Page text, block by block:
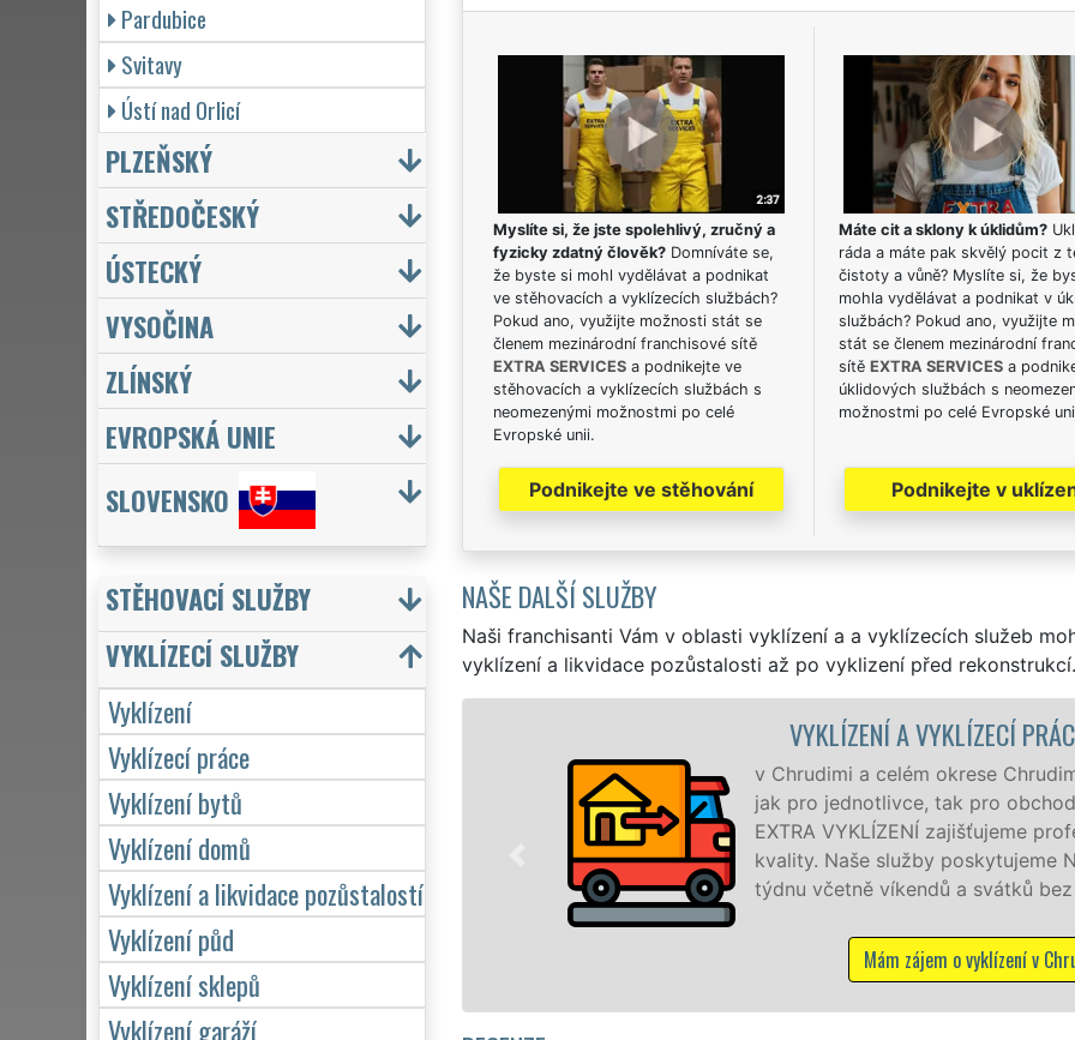
Myslíte si, že jste spolehlivý, zručný a
fyzicky zdatný člověk?Domníváte se,
že byste si mohl vydělávat a podnikat
ve stěhovacích a vyklízecích službách?
Pokud ano, využijte možnosti stát se
členem mezinárodní franchisové sítě
EXTRA SERVICESa podnikejte ve
stěhovacích a vyklízecích službách s
neomezenými možnostmi po celé
Evropské unii.
Podnikejte ve stěhování
Máte cit a sklony k úklidům?
ráda a máte pak skvělý pocit z
čistoty a vůně? Myslíte si, že
mohla vydělávat a podnikat v
službách? Pokud ano, využijte
stát se členem mezinárodní
sítě EXTRA SERVICESa
úklidových službách s
možnostmi po celé Evropské
Podnikejte v
NAŠE DALŠÍ SLUŽBY
Naši franchisanti Vám v oblasti vyklízení a a vyklízecích služeb
vyklízení a likvidace pozůstalosti až po vyklizení před rekonstrukcí.
VYKLÍZENÍ A VYKLÍZECÍ PRÁCE CHRUDIM
v Chrudimi a celém okrese Chrudim zajišťujeme služby vyklízení, a to
jak pro jednotlivce, tak pro obchodní společnosti. Pod značkou sítě
EXTRA VYKLÍZENÍ zajišťujeme profesionální a kvalitní servis se zárukou
kvality. Naše služby poskytujeme NON-STOP 24 hodin denně, 7 dní v
týdnu včetně víkendů a svátků bez příplatků.
Pardubice
Svitavy
Ústí nad Orlicí
PLZEŇSKÝ
STŘEDOČESKÝ
ÚSTECKÝ
VYSOČINA
ZLÍNSKÝ
EVROPSKÁ UNIE
SLOVENSKO
STĚHOVACÍ SLUŽBY
VYKLÍZECÍ SLUŽBY
Vyklízení
Vyklízecí práce
Vyklízení bytů
Vyklízení domů
Vyklízení a likvidace pozůstalostí
Vyklízení půd
Vyklízení sklepů
Vyklízení garáží